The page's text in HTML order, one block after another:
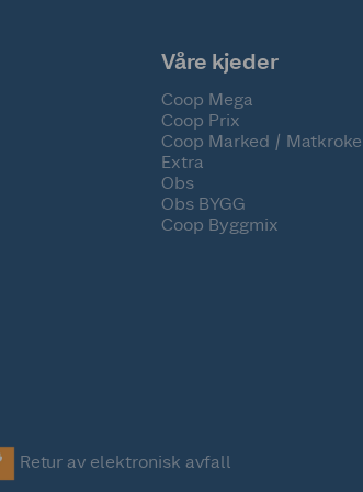
Våre kjeder
Coop Mega
Coop Prix
Coop Marked /
Extra
Obs
Obs BYGG
Coop Byggmix
Retur av elektronisk avfall